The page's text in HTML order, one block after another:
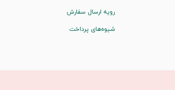
رویه ارسال سفارش
شیوه‌های پرداخت